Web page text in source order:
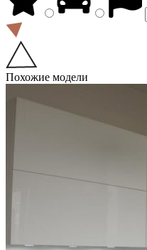
Похожие модели